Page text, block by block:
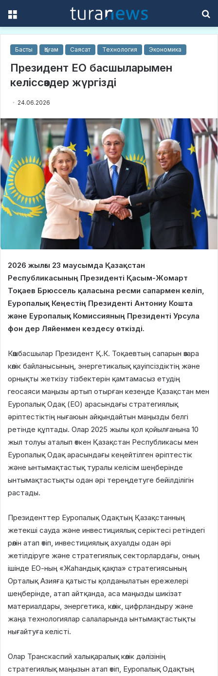
Басты Қоғам Саясат Технология Экономика
Президент ЕО басшыларымен
келіссөздер жүргізді
24.06.2026
2026 жылғы 23 маусымда Қазақстан
Республикасының Президенті Қасым-Жомарт
Тоқаев Брюссель қаласына ресми сапармен келіп,
Еуропалық Кеңестің Президенті Антониу Кошта
және Еуропалық Комиссияның Президенті Урсула
фон дер Ляйенмен кездесу өткізді.
Көшбасшылар Президент Қ.К. Тоқаевтың сапарын өзара
көлік байланысының, энергетикалық қауіпсіздіктің және
орнықты жеткізу тізбектерін қамтамасыз етудің
геосаяси маңызы артып отырған кезеңде Қазақстан мен
Еуропалық Одақ (ЕО) арасындағы стратегиялық
әріптестіктің нығаюын айқындайтын маңызды белгі
ретінде құптады. Олар 2025 жылы қол қойылғанына 10
жыл толуы аталып өткен Қазақстан Республикасы мен
Еуропалық Одақ арасындағы кеңейтілген әріптестік
және ынтымақтастық туралы келісім шеңберінде
ынтымақтастықты одан әрі тереңдетуге бейілділігін
растады.
Президенттер Еуропалық Одақтың Қазақстанның
жетекші сауда және инвестициялық серіктесі ретіндегі
рөлін атап өтіп, инвестициялық ахуалды одан әрі
жетілдіруге және стратегиялық секторлардағы, оның
ішінде ЕО-ның «Жаһандық қақпа» стратегиясының
Орталық Азияға қатысты қолданылатын ережелері
шеңберінде, атап айтқанда, аса маңызды шикізат
материалдары, энергетика, көлік, цифрландыру және
жаңа технологиялар салаларында ынтымақтастықты
нығайтуға келісті.
Олар Транскаспий халықаралық көлік дәлізінің
стратегиялық маңызын атап өтіп, Еуропалық Одақтың